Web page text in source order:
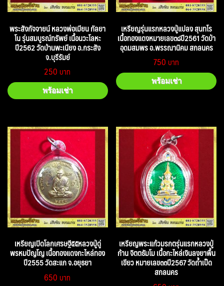
พระสังกัจจายน์ หลวงพ่อเมียน กัลยา
โน รุ่นสมบูรณ์ทรัพย์ เนื้อนวะโลหะ
ปี2562 วัดบ้านพะเนียง อ.กระสัง
จ.บุรีรัมย์
250
พร้อมเช่า
เหรียญรุ่นแรกหลวงปู่แปลง สุนทโร
เนื้อทองแดงหมายเลข๓๘ปี2561 วัดป่า
อุดมสมพร อ.พรรณานิคม สกลนคร
750
พร้อมเช่า
เหรียญเปิดโลกเศรษฐี๕๕หลวงปู่ดู่
พรหมปัญโญ เนื้อทองแดงกะไหล่ทอง
ปี2555 วัดสะแก จ.อยุธยา
650
เหรียญพระแก้วมรกตรุ่นแรกหลวงปู่
ก้าน จิตตธัมโม เนื้อกะไหล่เงินลงยาพื้น
เขียว หมายเลข๓๓ปี2567 วัดถ้ำเป็ด
สกลนคร